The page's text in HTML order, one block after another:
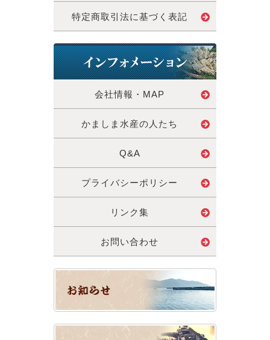
特定商取引法に基づく表記
会社情報・MAP
かましま水産の人たち
Q&A
プライバシーポリシー
リンク集
お問い合わせ